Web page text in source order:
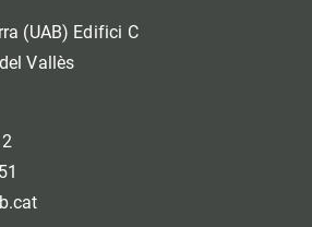
(UAB) Edifici C
Vallès